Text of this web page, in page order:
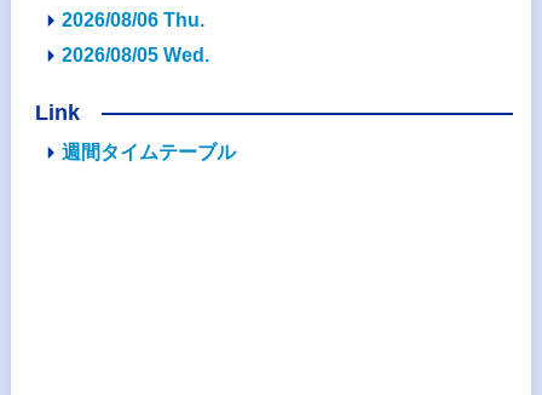
2026/08/06 Thu.
2026/08/05 Wed.
Link
週間タイムテーブル